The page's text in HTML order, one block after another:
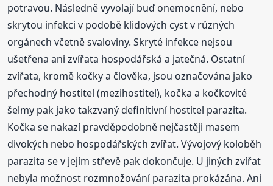
potravou. Následně vyvolají buď onemocnění, nebo
skrytou infekci v podobě klidových cyst v různých
orgánech včetně svaloviny. Skryté infekce nejsou
ušetřena ani zvířata hospodářská a jatečná. Ostatní
zvířata, kromě kočky a člověka, jsou označována jako
přechodný hostitel (mezihostitel), kočka a kočkovité
šelmy pak jako takzvaný definitivní hostitel parazita.
Kočka se nakazí pravděpodobně nejčastěji masem
divokých nebo hospodářských zvířat. Vývojový koloběh
parazita se v jejím střevě pak dokončuje. U jiných zvířat
nebyla možnost rozmnožování parazita prokázána. Ani